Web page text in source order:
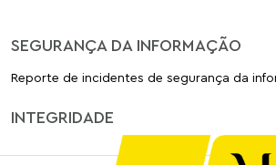
SEGURANÇA DA INFORMAÇÃO
Reporte de incidentes de segurança da
INTEGRIDADE